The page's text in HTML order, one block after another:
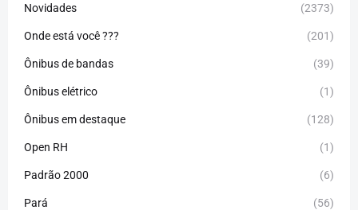
Novidades (2373)
Onde está você ??? (201)
Ônibus de bandas (39)
Ônibus elétrico (1)
Ônibus em destaque (128)
Open RH (1)
Padrão 2000 (6)
Pará (56)